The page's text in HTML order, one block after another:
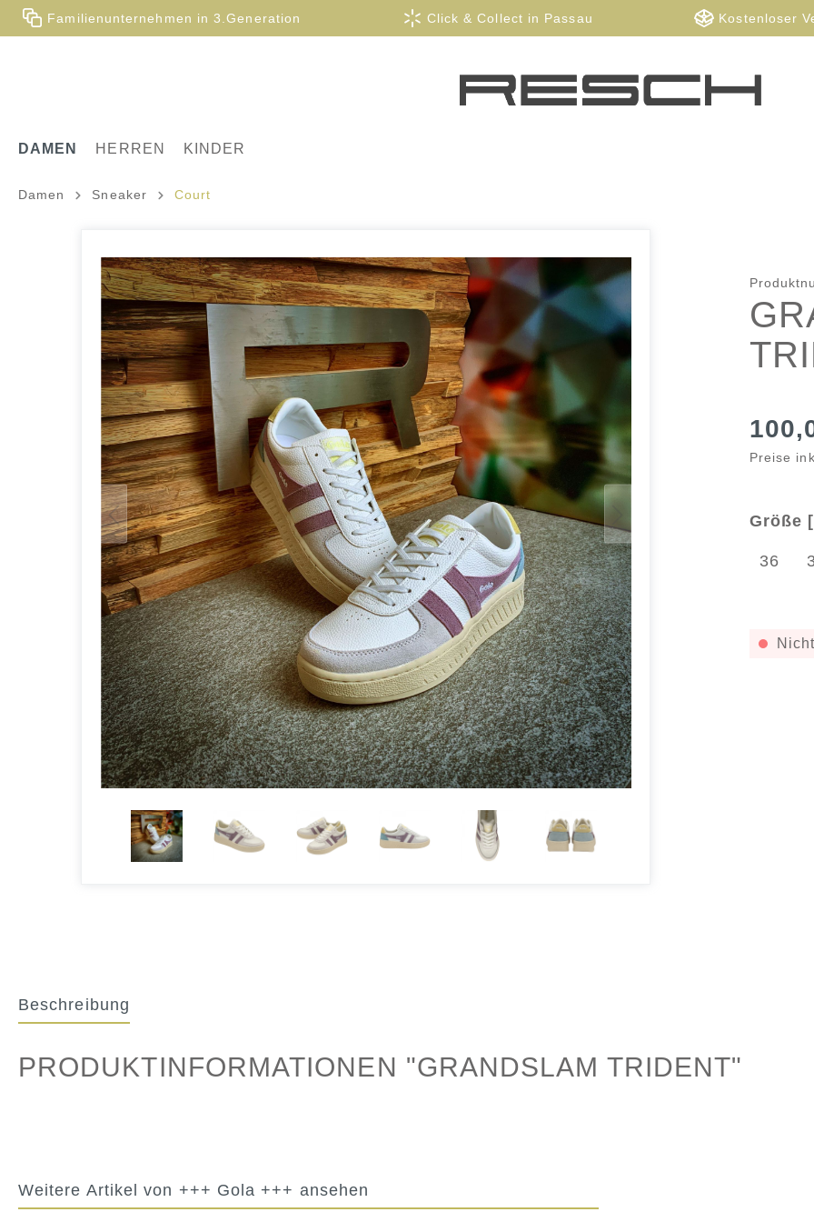
Familienunternehmen in 3.Generation Click & Collect in Passau Kostenloser
DAMEN HERREN KINDER
Damen Sneaker Court
Preise
Größe
36
Weitere Artikel von +++ Gola +++ ansehen
Beschreibung
PRODUKTINFORMATIONEN "GRANDSLAM TRIDENT"